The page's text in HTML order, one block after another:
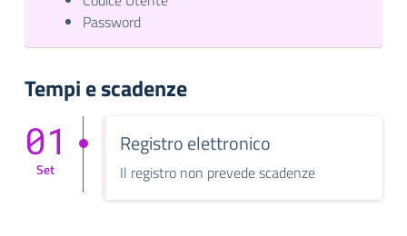
Password
Tempi e scadenze
01
Set
Registro elettronico
Il registro non prevede scadenze